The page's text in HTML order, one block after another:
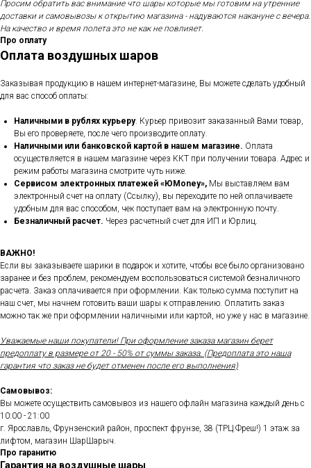
Просим обратить вас внимание что шары которые мы готовим на утренние
доставки и самовывозы к открытию магазина - надуваются накануне с вечера.
На качество и время полета это не как не повлияет.
Про оплату
Оплата воздушных шаров
Заказывая продукцию в нашем интернет-магазине, Вы можете сделать удобный
для вас способ оплаты:
Наличными в рублях курьеру. Курьер привозит заказанный Вами товар,
Вы его проверяете, после чего производите оплату.
Наличными или банковской картой в нашем магазине. Оплата
осуществляется в нашем магазине через ККТ при получении товара. Адрес и
режим работы магазина смотрите чуть ниже.
Сервисом электронных платежей «ЮMoney», Мы выставляем вам
электронный счет на оплату (Ссылку), вы переходите по ней оплачиваете
удобным для вас способом, чек поступает вам на электронную почту.
Безналичный расчет. Через расчетный счет для ИП и Юрлиц.
ВАЖНО!
Если вы заказываете шарики в подарок и хотите, чтобы все было организовано
заранее и без проблем, рекомендуем воспользоваться системой безналичного
расчета. Заказ оплачивается при оформлении. Как только сумма поступит на
наш счет, мы начнем готовить ваши шары к отправлению. Оплатить заказ
можно так же при оформлении наличными или картой, но уже у нас в магазине.
Уважаемые наши покупатели! При оформление заказа магазин берет
предоплату в размере от 20 - 50% от суммы заказа. (Предоплата это наша
гарантия что заказ не будет отменен после его выполнения)
Самовывоз:
Вы можете осуществить самовывоз из нашего офлайн магазина каждый день с
10:00 - 21:00
г. Ярославль, Фрунзенский район, проспект фрунзе, 38 (ТРЦ Фреш!) 1 этаж за
лифтом, магазин ШарШарыч.
Про гаранитю
Гарантия на воздушные шары